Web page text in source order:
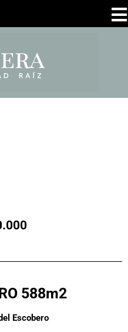
588m2
Escobero